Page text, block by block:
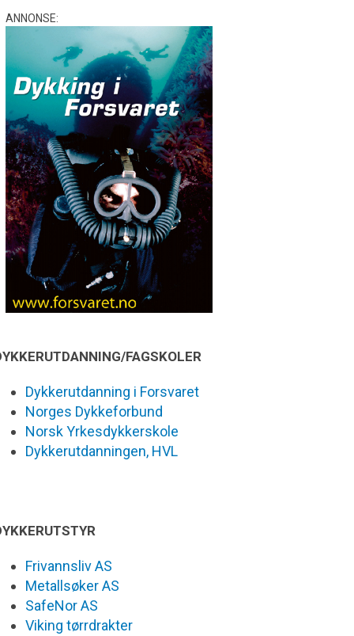
ANNONSE:
FAGSKOLER
Dykkerutdanning i Forsvaret
Norges Dykkeforbund
Norsk Yrkesdykkerskole
Dykkerutdanningen, HVL
Frivannsliv AS
Metallsøker AS
SafeNor AS
Viking tørrdrakter